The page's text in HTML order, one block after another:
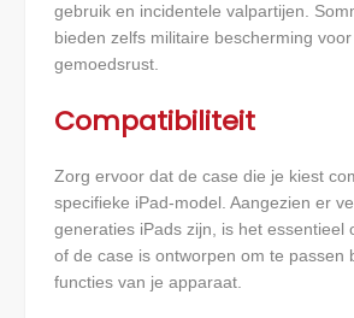
gebruik en incidentele valpartijen.
bieden zelfs militaire bescherming
gemoedsrust.
Compatibiliteit
Zorg ervoor dat de case die je kiest
specifieke iPad-model. Aangezien er
generaties iPads zijn, is het essentieel
of de case is ontworpen om te passen
functies van je apparaat.